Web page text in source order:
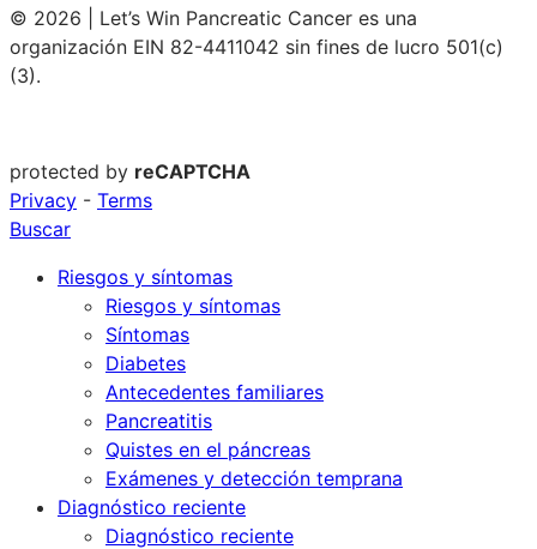
© 2026 | Let’s Win Pancreatic Cancer es una
organización EIN 82-4411042 sin fines de lucro 501(c)
(3).
protected by reCAPTCHA
Privacy - Terms
Buscar
Riesgos y síntomas
Riesgos y síntomas
Síntomas
Diabetes
Antecedentes familiares
Pancreatitis
Quistes en el páncreas
Exámenes y detección temprana
Diagnóstico reciente
Diagnóstico reciente